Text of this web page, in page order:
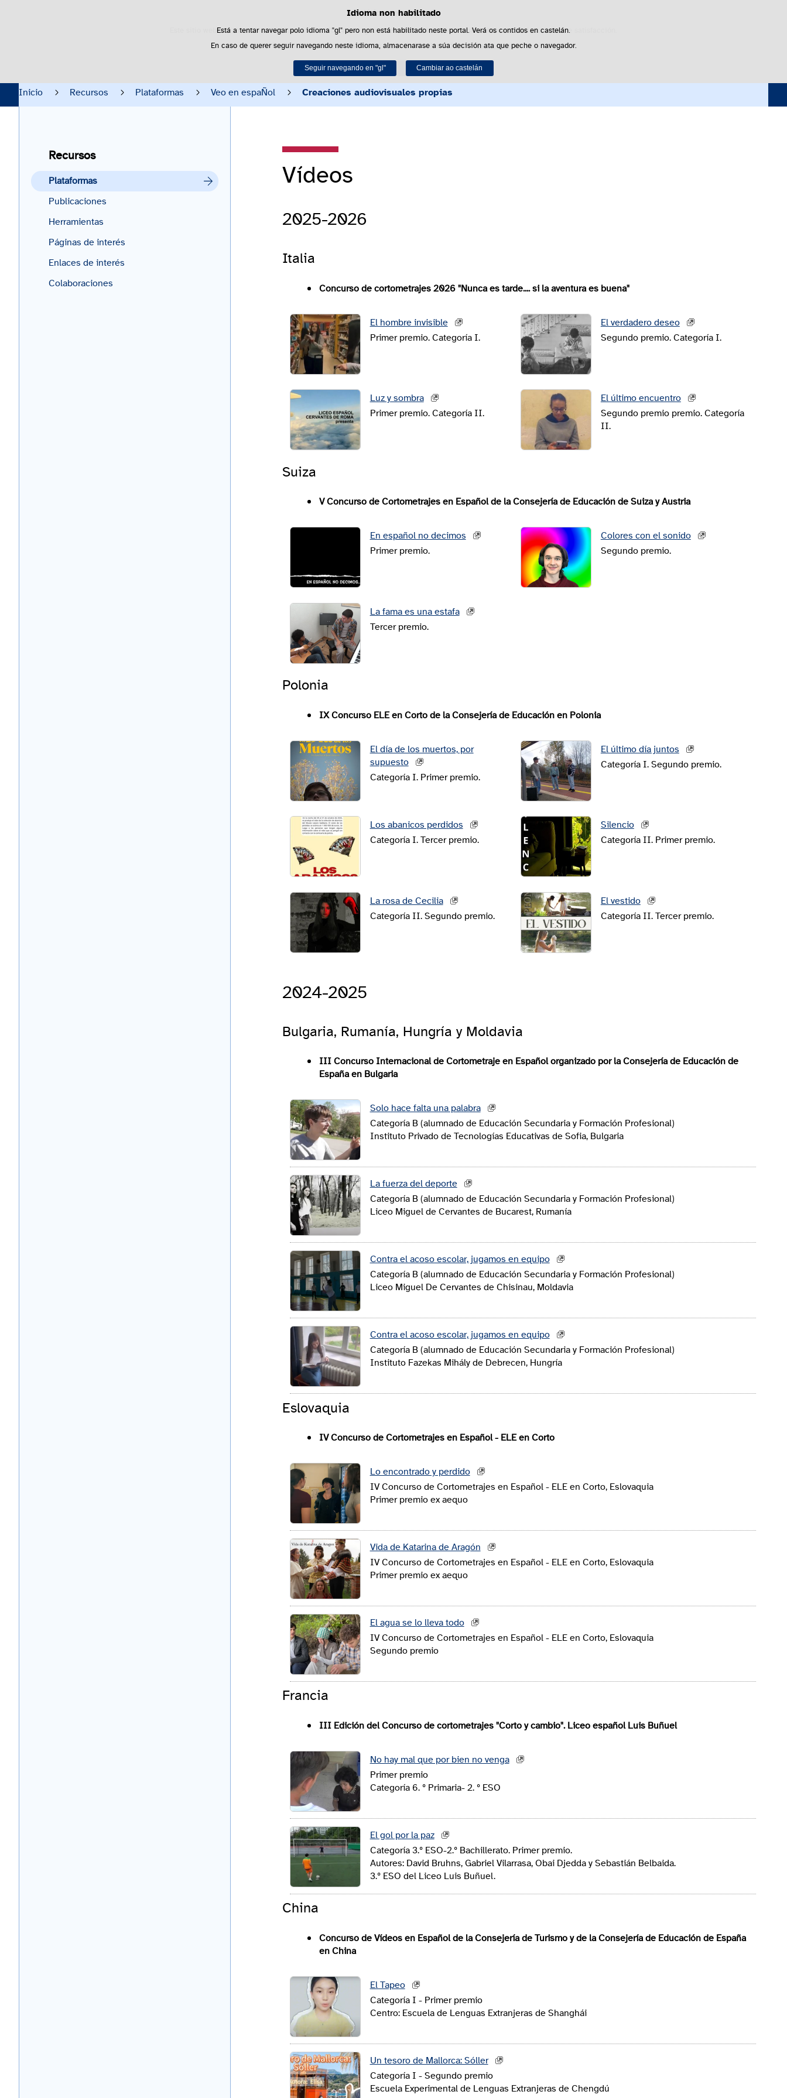
Política de cookies
Este sitio web utiliza cookies propias para facilitar a navegación e cookies de terceiros para obter estatísticas de uso e satisfacción.
Pode obter máis información no apartado "Cookies" do nosoaviso legal.
Aceptar Rexeitar
Idioma non habilitado
Está a tentar navegar polo idioma "gl" pero non está habilitado neste portal. Verá os contidos en castelán.
En caso de querer seguir navegando neste idioma, almacenarase a súa decisión ata que peche o navegador.
Seguir navegando en "gl" Cambiar ao castelán
Saltar al contenido
Recursos Convocatorias Relaciones internacionales
Inicio Recursos Plataformas Veo en espaÑol Creaciones audiovisuales propias
Recursos
Plataformas
Publicaciones
Herramientas
Páginas de interés
Enlaces de interés
Colaboraciones
Vídeos
2025-2026
Italia
Concurso de cortometrajes 2026 "Nunca es tarde.... si la aventura es buena"
El hombre invisible
Primer premio. Categoría I.
El verdadero deseo
Segundo premio. Categoría I.
Luz y sombra
Primer premio. Categoría II.
El último encuentro
Segundo premio premio. Categoría
II.
Suiza
V Concurso de Cortometrajes en Español de la Consejería de Educación de Suiza y Austria
En español no decimos
Primer premio.
Colores con el sonido
Segundo premio.
La fama es una estafa
Tercer premio.
Polonia
IX Concurso ELE en Corto de la Consejería de Educación en Polonia
El día de los muertos, por
supuesto
Categoría I. Primer premio.
El último día juntos
Categoría I. Segundo premio.
Los abanicos perdidos
Categoría I. Tercer premio.
Silencio
Categoría II. Primer premio.
La rosa de Cecilia
Categoría II. Segundo premio.
El vestido
Categoría II. Tercer premio.
2024-2025
Bulgaria, Rumanía, Hungría y Moldavia
III Concurso Internacional de Cortometraje en Español organizado por la Consejería de Educación de
España en Bulgaria
Solo hace falta una palabra
Categoría B (alumnado de Educación Secundaria y Formación Profesional)
Instituto Privado de Tecnologías Educativas de Sofia, Bulgaria
La fuerza del deporte
Categoría B (alumnado de Educación Secundaria y Formación Profesional)
Liceo Miguel de Cervantes de Bucarest, Rumanía
Contra el acoso escolar, jugamos en equipo
Categoría B (alumnado de Educación Secundaria y Formación Profesional)
Liceo Miguel De Cervantes de Chisinau, Moldavia
Contra el acoso escolar, jugamos en equipo
Categoría B (alumnado de Educación Secundaria y Formación Profesional)
Instituto Fazekas Mihály de Debrecen, Hungría
Eslovaquia
IV Concurso de Cortometrajes en Español - ELE en Corto
Lo encontrado y perdido
IV Concurso de Cortometrajes en Español - ELE en Corto, Eslovaquia
Primer premio ex aequo
Vida de Katarina de Aragón
IV Concurso de Cortometrajes en Español - ELE en Corto, Eslovaquia
Primer premio ex aequo
El agua se lo lleva todo
IV Concurso de Cortometrajes en Español - ELE en Corto, Eslovaquia
Segundo premio
Francia
III Edición del Concurso de cortometrajes "Corto y cambio". Liceo español Luis Buñuel
No hay mal que por bien no venga
Primer premio
Categoría 6. º Primaria- 2. º ESO
El gol por la paz
Categoría 3.º ESO-2.º Bachillerato. Primer premio.
Autores: David Bruhns, Gabriel Vilarrasa, Obai Djedda y Sebastián Belbaida.
3.º ESO del Liceo Luis Buñuel.
China
Concurso de Vídeos en Español de la Consejería de Turismo y de la Consejería de Educación de España
en China
El Tapeo
Categoría I - Primer premio
Centro: Escuela de Lenguas Extranjeras de Shanghái
Un tesoro de Mallorca: Sóller
Categoría I - Segundo premio
Escuela Experimental de Lenguas Extranjeras de Chengdú